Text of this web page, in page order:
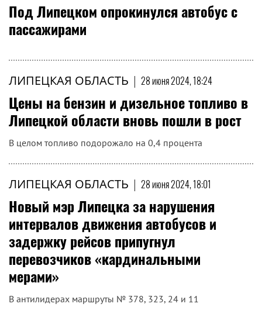
Под Липецком опрокинулся автобус с
пассажирами
ЛИПЕЦКАЯ ОБЛАСТЬ | 28 июня 2024, 18:24
Цены на бензин и дизельное топливо в
Липецкой области вновь пошли в рост
В целом топливо подорожало на 0,4 процента
ЛИПЕЦКАЯ ОБЛАСТЬ | 28 июня 2024, 18:01
Новый мэр Липецка за нарушения
интервалов движения автобусов и
задержку рейсов припугнул
перевозчиков «кардинальными
мерами»
В антилидерах маршруты № 378, 323, 24 и 11